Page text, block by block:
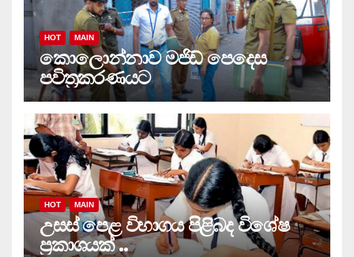
HOT MAIN
කොලොන්නාව මජිඩ් පෙදෙස
පවිත්‍රකරණයට
HOT MAIN
උසස් පෙළ විභාගය පිළිබද විශේෂ
ප්‍රකාශයක් ..